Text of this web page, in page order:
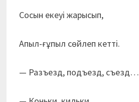
Сосын екеуі жарысып,
Апыл-ғұпыл сөйлеп кетті.
— Разъезд, подъезд, съезд…